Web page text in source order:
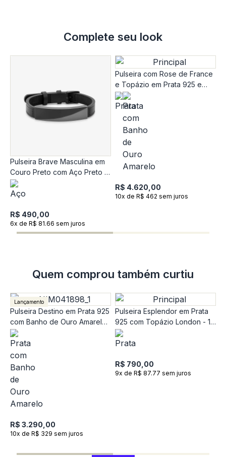
Complete seu look
Pulseira Brave Masculina em
Couro Preto com Aço Preto -
Ajustável
R$ 490,00
6x de R$ 81.66 sem juros
Pulseira com Rose de France
e Topázio em Prata 925 e
banho AO
R$ 4.620,00
10x de R$ 462 sem juros
Quem comprou também curtiu
Lançamento
Pulseira Destino em Prata 925
com Banho de Ouro Amarelo
18K
R$ 3.290,00
10x de R$ 329 sem juros
Pulseira Esplendor em Prata
925 com Topázio London - 18
cm
R$ 790,00
9x de R$ 87.77 sem juros